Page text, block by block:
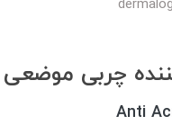
چربی
Anti